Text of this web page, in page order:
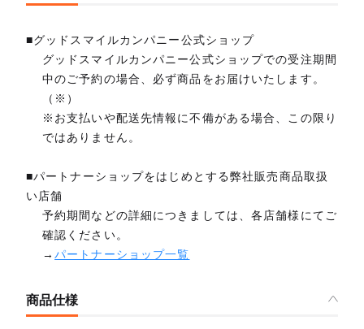
■グッドスマイルカンパニー公式ショップ
グッドスマイルカンパニー公式ショップでの受注期間
中のご予約の場合、必ず商品をお届けいたします。
（※）
※お支払いや配送先情報に不備がある場合、この限り
ではありません。
■パートナーショップをはじめとする弊社販売商品取扱
い店舗
予約期間などの詳細につきましては、各店舗様にてご
確認ください。
→パートナーショップ一覧
商品仕様